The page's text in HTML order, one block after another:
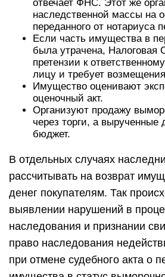
отвечает ФНС. Этот же
наследственной массы на
переданного от нотариуса
Если часть имущества в
была утрачена, Налоговая
претензии к
лицу и требует
Имущество оценивают
оценочный акт.
Организуют продажу
через торги, а вырученные
бюджет.
В отдельных случаях
рассчитывать на возврат
денег покупателям. Так
выявлении нарушений в
наследования и признании
право наследования
при отмене судебного акта о